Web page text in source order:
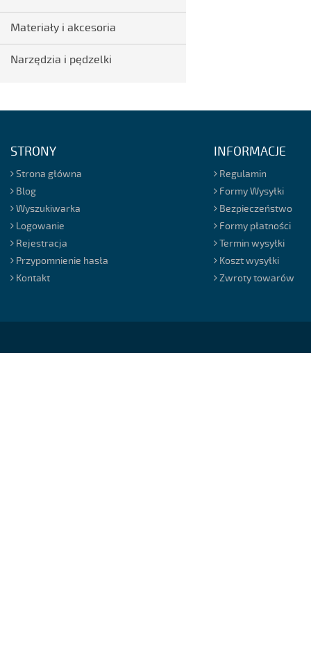
Materiały i akcesoria
Narzędzia i pędzelki
STRONY
Strona główna
Blog
Wyszukiwarka
Logowanie
Rejestracja
Przypomnienie hasła
Kontakt
INFORMACJE
Regulamin
Formy Wysyłki
Bezpieczeństwo
Formy płatności
Termin wysyłki
Koszt wysyłki
Zwroty towarów